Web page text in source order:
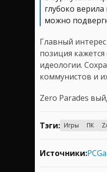
глубоко
можно
Главный
позиция
идеологии.
коммунистов и
Zero Parades
Тэги: Игры ПК
Источники: